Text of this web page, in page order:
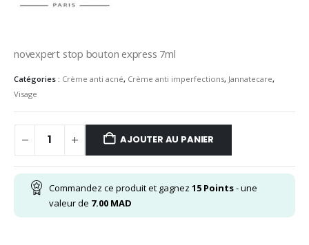
novexpert stop bouton express 7ml
Catégories : Crème anti acné, Crème anti imperfections, Jannatecare,
Visage
AJOUTER AU PANIER
Commandez ce produit et gagnez 15 Points- une
valeur de 7.00 MAD